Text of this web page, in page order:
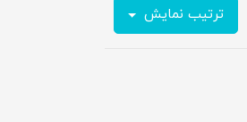
ترتیب نمایش